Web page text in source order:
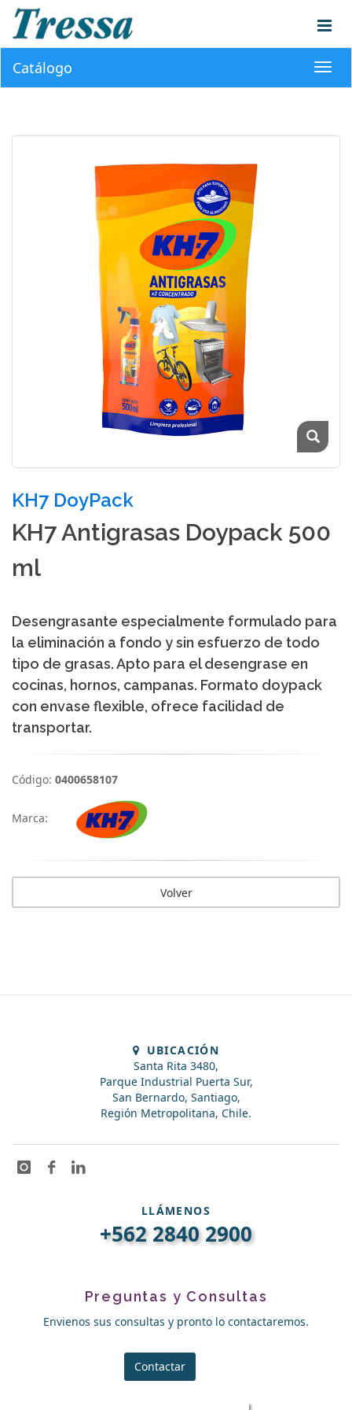
Catálogo
KH7 DoyPack
KH7 Antigrasas Doypack 500
ml
Desengrasante especialmente formulado para
la eliminación a fondo y sin esfuerzo de todo
tipo de grasas. Apto para el desengrase en
cocinas, hornos, campanas. Formato doypack
con envase flexible, ofrece facilidad de
transportar.
Código: 0400658107
Marca:
Volver
UBICACIÓN
Santa Rita 3480,
Parque Industrial Puerta Sur,
San Bernardo, Santiago,
Región Metropolitana, Chile.
LLÁMENOS
+562 2840 2900
Preguntas y Consultas
Envienos sus consultas y pronto lo contactaremos.
Contactar